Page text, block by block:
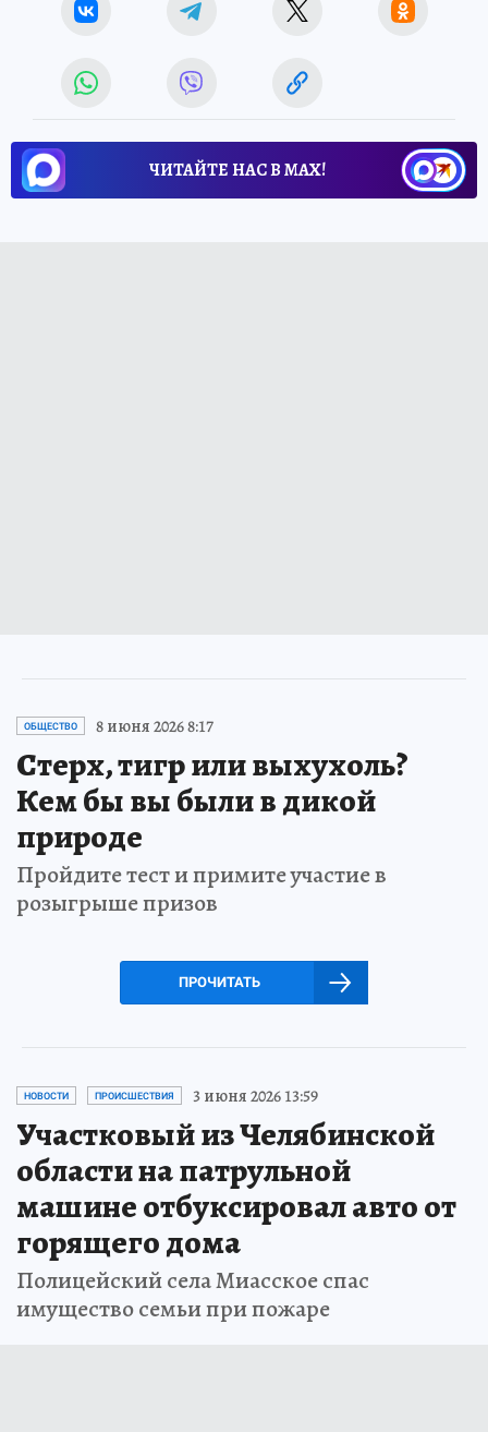
ЧИТАЙТЕ НАС В МАХ!
ОБЩЕСТВО 8 июня 2026 8:17
Стерх, тигр или выхухоль?
Кем бы вы были в дикой
природе
Пройдите тест и примите участие в
розыгрыше призов
ПРОЧИТАТЬ
НОВОСТИ ПРОИСШЕСТВИЯ 3 июня 2026 13:59
Участковый из Челябинской
области на патрульной
машине отбуксировал авто от
горящего дома
Полицейский села Миасское спас
имущество семьи при пожаре